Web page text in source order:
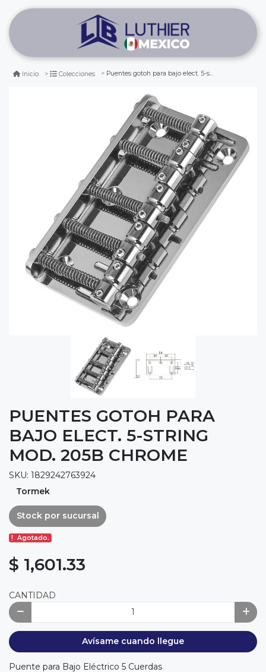
Inicio Colecciones Puentes gotoh para bajo elect. 5-string mod. 205b chrome
PUENTES GOTOH PARA
BAJO ELECT. 5-STRING
MOD. 205B CHROME
SKU: 1829242763924
Tormek
Stock por sucursal
Agotado.
$ 1,601.33
CANTIDAD
Avísame cuando llegue
Puente para Bajo Eléctrico 5 Cuerdas